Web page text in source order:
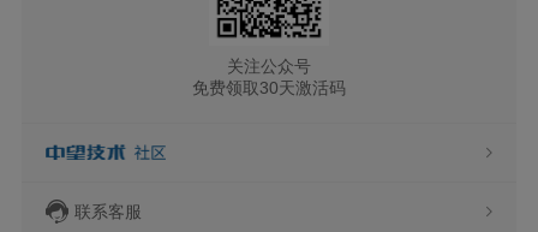
关注公众号
免费领取30天激活码
联系客服